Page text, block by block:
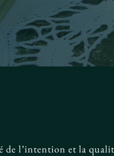
de l’intention et la